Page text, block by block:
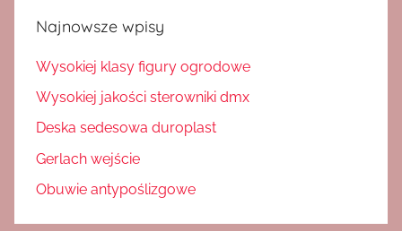
Najnowsze wpisy
Wysokiej klasy figury ogrodowe
Wysokiej jakości sterowniki dmx
Deska sedesowa duroplast
Gerlach wejście
Obuwie antypoślizgowe